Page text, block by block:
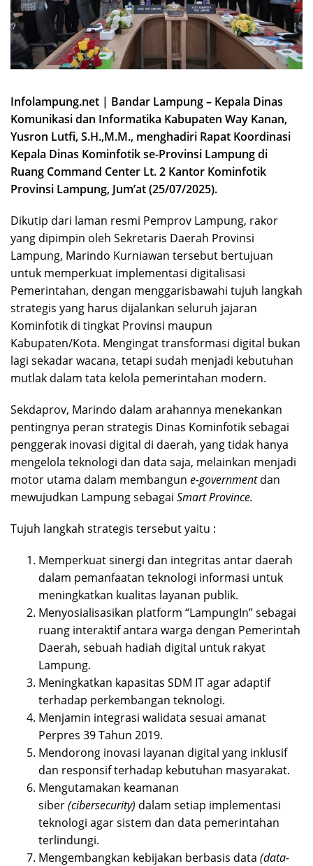
Infolampung.net | Bandar Lampung – Kepala Dinas
Komunikasi dan Informatika Kabupaten Way Kanan,
Yusron Lutfi, S.H.,M.M., menghadiri Rapat Koordinasi
Kepala Dinas Kominfotik se-Provinsi Lampung di
Ruang Command Center Lt. 2 Kantor Kominfotik
Provinsi Lampung, Jum’at (25/07/2025).
Dikutip dari laman resmi Pemprov Lampung, rakor
yang dipimpin oleh Sekretaris Daerah Provinsi
Lampung, Marindo Kurniawan tersebut bertujuan
untuk memperkuat implementasi digitalisasi
Pemerintahan, dengan menggarisbawahi tujuh langkah
strategis yang harus dijalankan seluruh jajaran
Kominfotik di tingkat Provinsi maupun
Kabupaten/Kota. Mengingat transformasi digital bukan
lagi sekadar wacana, tetapi sudah menjadi kebutuhan
mutlak dalam tata kelola pemerintahan modern.
Sekdaprov, Marindo dalam arahannya menekankan
pentingnya peran strategis Dinas Kominfotik sebagai
penggerak inovasi digital di daerah, yang tidak hanya
mengelola teknologi dan data saja, melainkan menjadi
motor utama dalam membangun e-governmentdan
mewujudkan Lampung sebagai Smart Province.
Tujuh langkah strategis tersebut yaitu :
Memperkuat sinergi dan integritas antar daerah
dalam pemanfaatan teknologi informasi untuk
meningkatkan kualitas layanan publik.
Menyosialisasikan platform “LampungIn” sebagai
ruang interaktif antara warga dengan Pemerintah
Daerah, sebuah hadiah digital untuk rakyat
Lampung.
Meningkatkan kapasitas SDM IT agar adaptif
terhadap perkembangan teknologi.
Menjamin integrasi walidata sesuai amanat
Perpres 39 Tahun 2019.
Mendorong inovasi layanan digital yang inklusif
dan responsif terhadap kebutuhan masyarakat.
Mengutamakan keamanan
siber(cibersecurity) dalam setiap implementasi
teknologi agar sistem dan data pemerintahan
terlindungi.
Mengembangkan kebijakan berbasis data (data-